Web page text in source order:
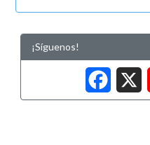
¡Síguenos!